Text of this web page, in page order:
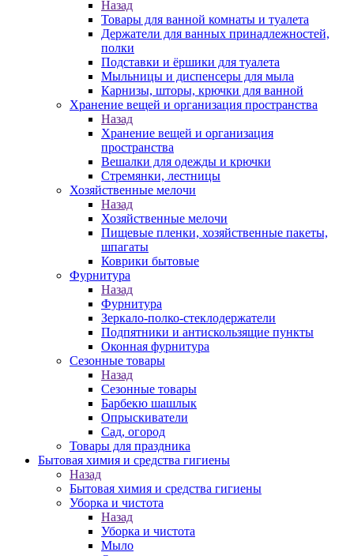
Назад
Товары для ванной комнаты и туалета
Держатели для ванных принадлежностей,
полки
Подставки и ёршики для туалета
Мыльницы и диспенсеры для мыла
Карнизы, шторы, крючки для ванной
Хранение вещей и организация пространства
Назад
Хранение вещей и организация
пространства
Вешалки для одежды и крючки
Стремянки, лестницы
Хозяйственные мелочи
Назад
Хозяйственные мелочи
Пищевые пленки, хозяйственные пакеты,
шпагаты
Коврики бытовые
Фурнитура
Назад
Фурнитура
Зеркало-полко-стеклодержатели
Подпятники и антискользящие пункты
Оконная фурнитура
Сезонные товары
Назад
Сезонные товары
Барбекю шашлык
Опрыскиватели
Сад, огород
Товары для праздника
Бытовая химия и средства гигиены
Назад
Бытовая химия и средства гигиены
Уборка и чистота
Назад
Уборка и чистота
Мыло